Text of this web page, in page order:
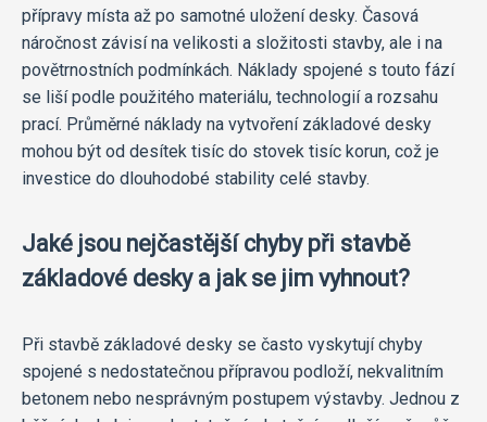
přípravy místa až po samotné uložení desky. Časová
náročnost závisí na velikosti a složitosti stavby, ale i na
povětrnostních podmínkách. Náklady spojené s touto fází
se liší podle použitého materiálu, technologií a rozsahu
prací. Průměrné náklady na vytvoření základové desky
mohou být od desítek tisíc do stovek tisíc korun, což je
investice do dlouhodobé stability celé stavby.
Jaké jsou nejčastější chyby při stavbě
základové desky a jak se jim vyhnout?
Při stavbě základové desky se často vyskytují chyby
spojené s nedostatečnou přípravou podloží, nekvalitním
betonem nebo nesprávným postupem výstavby. Jednou z